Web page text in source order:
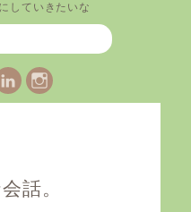
していきたいな
LinkedIn
Instagram
話。